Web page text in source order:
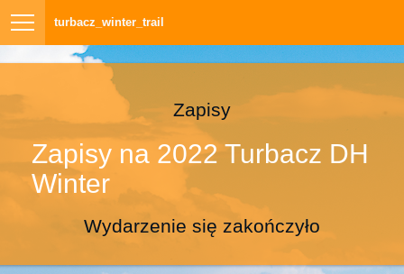
turbacz_winter_trail
Zapisy
Zapisy na 2022 Turbacz DH
Winter
Wydarzenie się zakończyło